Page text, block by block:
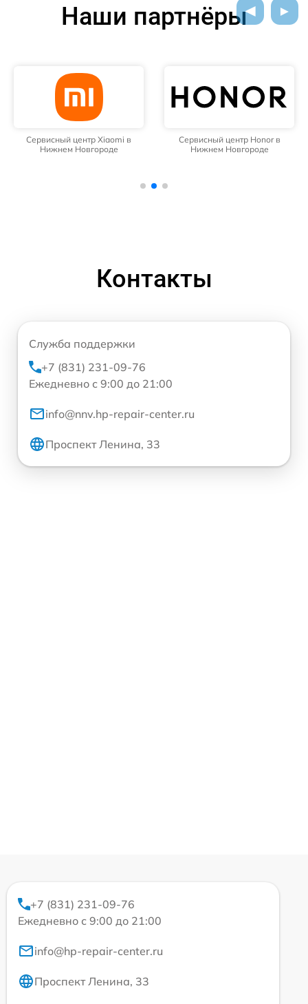
Наши партнёры
Сервисный центр Xiaomi в
Нижнем Новгороде
Сервисный центр Honor в
Нижнем Новгороде
Контакты
Служба поддержки
+7 (831) 231-09-76
Ежедневно с 9:00 до 21:00
info@nnv.hp-repair-center.ru
Проспект Ленина, 33
+7 (831) 231-09-76
Ежедневно с 9:00 до 21:00
info@hp-repair-center.ru
Проспект Ленина, 33